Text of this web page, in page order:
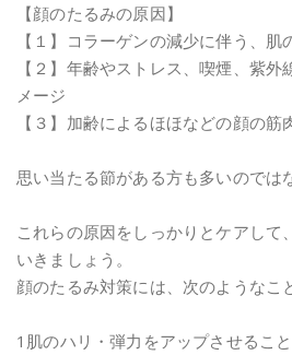
【顔のたるみの原因】
【１】コラーゲンの減少に伴う、
【２】年齢やストレス、喫煙、紫
メージ
【３】加齢によるほほなどの顔の筋
思い当たる節がある方も多いのでは
これらの原因をしっかりとケアして
いきましょう。
顔のたるみ対策には、次のようなこ
1肌のハリ・弾力をアップさせること